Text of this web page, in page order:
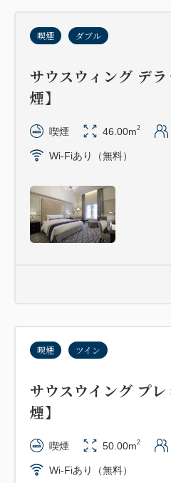
喫煙 ダブル
サウスウィング デ
煙】
喫煙 46.00m2
Wi-Fiあり（無料）
喫煙 ツイン
サウスウイング プ
煙】
喫煙 50.00m2
Wi-Fiあり（無料）